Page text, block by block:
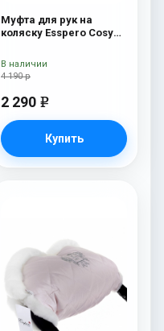
Муфта для рук на
коляску Esspero Cosy
4 190 р
2 290 e
Купить
В наличии